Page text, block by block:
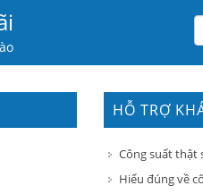
HỖ TRỢ
Công suất thật
Hiểu đúng về